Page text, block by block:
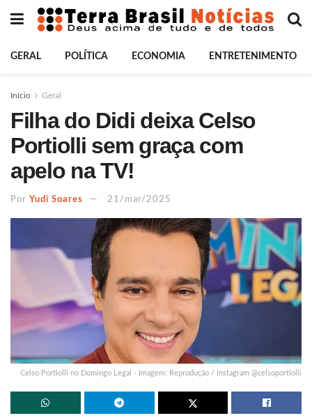
GERAL POLÍTICA ECONOMIA ENTRETENIMENTO
Início Geral
Filha do Didi deixa Celso
Portiolli sem graça com
apelo na TV!
Por Yudi Soares 21/mar/2025
Celso Portiolli no Domingo Legal - Imagem: Reprodução / Instagram @celsoportiolli